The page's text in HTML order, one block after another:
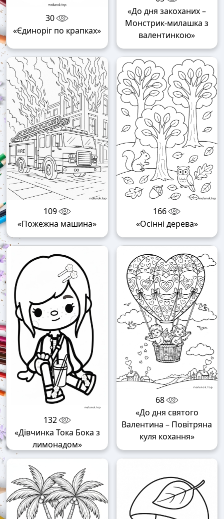
30
«Єдиноріг по крапках»
«До дня закоханих –
Монстрик-милашка з
валентинкою»
109
«Пожежна машина»
166
«Осінні дерева»
132
«Дівчинка Тока Бока з
лимонадом»
68
«До дня святого
Валентина – Повітряна
куля кохання»